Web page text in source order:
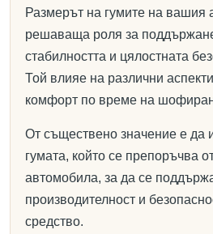
Размерът на гумите на вашия
решаваща роля за
стабилността и цялостната
Той влияе на различни
комфорт по време на
От съществено значение е да
гумата, който се препоръчва
автомобила, за да се
производителност и
средство.